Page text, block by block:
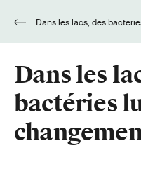
Dans les
bactéries